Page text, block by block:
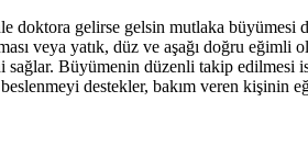
doktora gelirse gelsin mutlaka
veya yatık, düz ve aşağı doğru
Büyümenin düzenli takip edilmesi
destekler, bakım veren kişinin